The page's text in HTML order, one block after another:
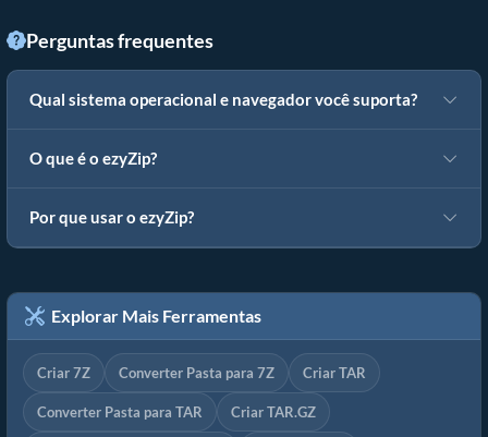
Perguntas frequentes
Qual sistema operacional e navegador você suporta?
O que é o ezyZip?
Por que usar o ezyZip?
Explorar Mais Ferramentas
Criar 7Z Converter Pasta para 7Z Criar TAR
Converter Pasta para TAR Criar TAR.GZ